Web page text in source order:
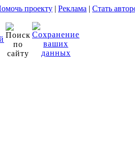
проекту | Реклама | Стать